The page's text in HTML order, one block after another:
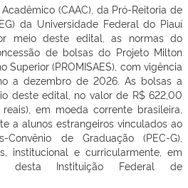
(CAAC), da Pró-Reitoria de
da Universidade Federal do Piauí
meio deste edital, as normas do
de bolsas do Projeto Milton
Superior (PROMISAES), com vigência
a dezembro de 2026. As bolsas a
deste edital, no valor de R$ 622,00
em moeda corrente brasileira,
a alunos estrangeiros vinculados ao
Convênio de Graduação (PEC-G),
institucional e curricularmente, em
desta Instituição Federal de